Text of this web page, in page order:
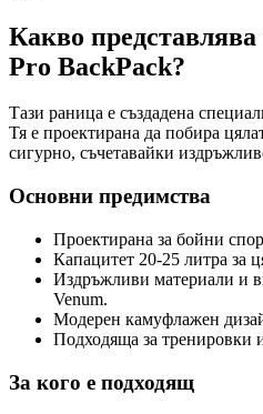
Какво
Pro BackPack?
Тази раница е създадена
Тя е проектирана да побира
сигурно, съчетавайки
Основни предимства
Проектирана за бойни
Капацитет 20-25 литра за
Издръжливи материали и
Venum.
Модерен камуфлажен
Подходяща за тренировки
За кого е подходящ